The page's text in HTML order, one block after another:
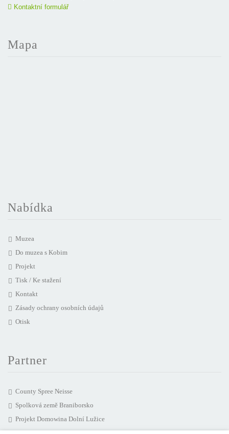
Kontaktní formulář
Mapa
Nabídka
Muzea
Do muzea s Kobim
Projekt
Tisk / Ke stažení
Kontakt
Zásady ochrany osobních údajů
Otisk
Partner
County Spree Neisse
Spolková země Braniborsko
Projekt Domowina Dolní Lužice